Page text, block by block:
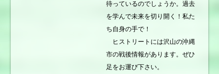
待っているのでしょうか。過去
を学んで未来を切り開く！私た
ち自身の手で！
ヒストリートには沢山の沖縄
市の戦後情報があります。ぜひ
足をお運び下さい。